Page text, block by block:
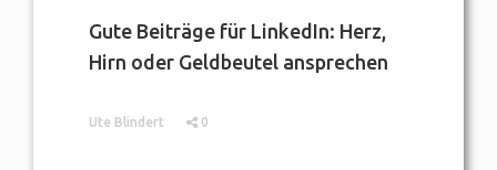
Gute Beiträge für LinkedIn: Herz,
Hirn oder Geldbeutel ansprechen
Ute Blindert 0